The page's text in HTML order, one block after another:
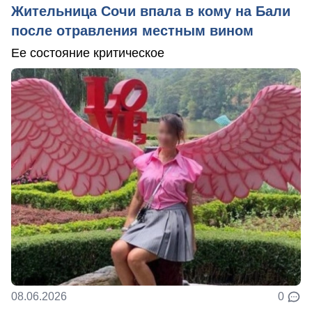
Жительница Сочи впала в кому на Бали
после отравления местным вином
Ее состояние критическое
08.06.2026 0